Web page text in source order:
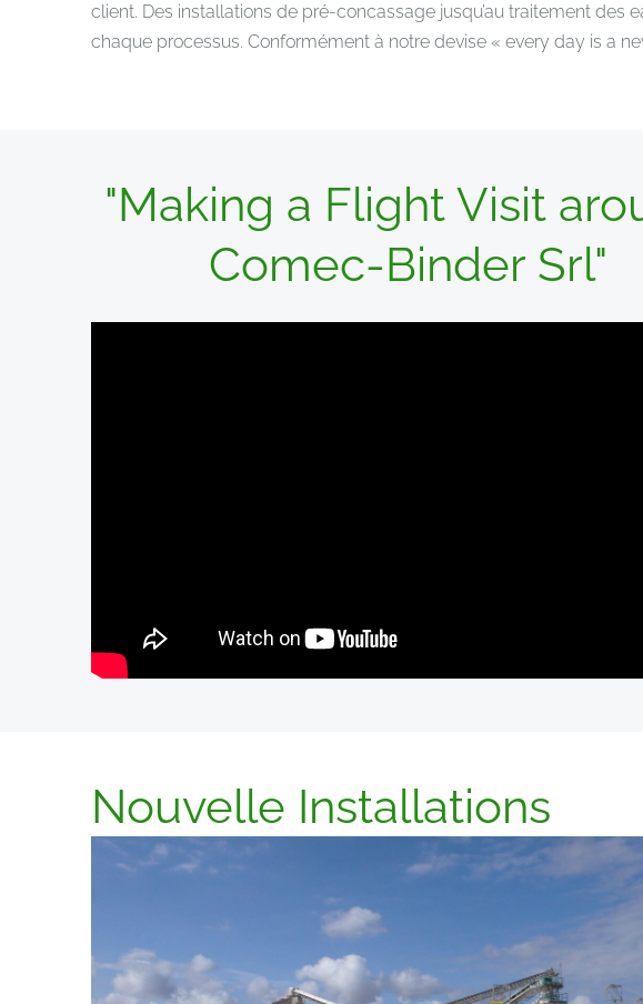
client. Des installations de pré-concassage jusqu’au traitement
chaque processus. Conformément à notre devise « every day is a
"Making a Flight Visit
Comec-Binder Srl"
Nouvelle Installations